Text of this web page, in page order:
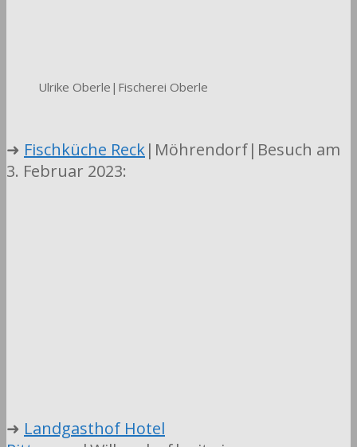
Ulrike Oberle|Fischerei Oberle
➜ Fischküche Reck|Möhrendorf|Besuch am
3. Februar 2023:
➜ Landgasthof Hotel